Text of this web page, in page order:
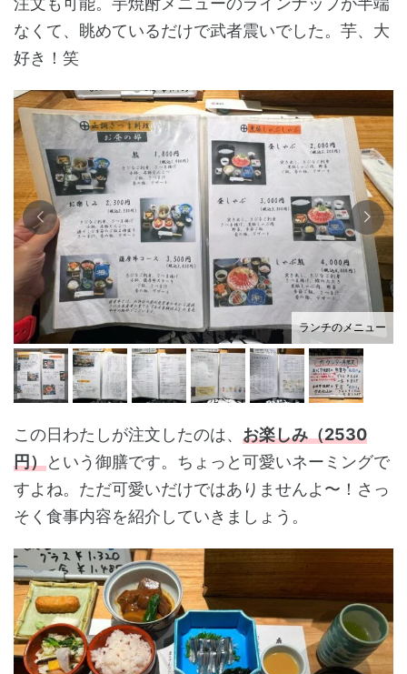
なくて、眺めているだけで武者震いでした。芋、大
好き！笑
ランチのメニュー
この日わたしが注文したのは、 お楽しみ（2530
円）という御膳です。ちょっと可愛いネーミングで
すよね。ただ可愛いだけではありませんよ〜！さっ
そく食事内容を紹介していきましょう。